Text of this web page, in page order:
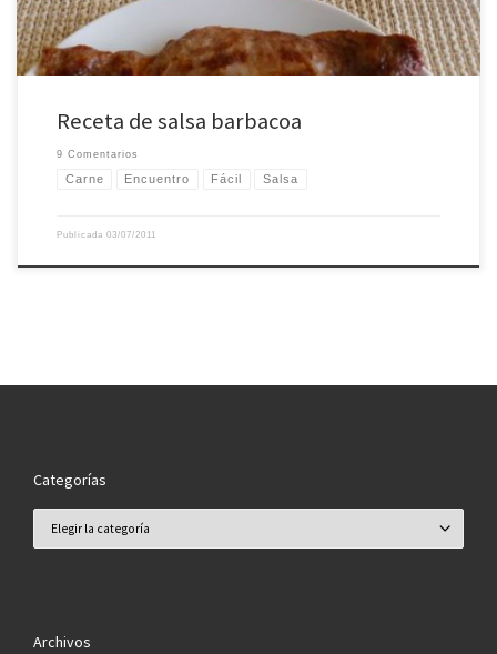
Receta de salsa barbacoa
9 Comentarios
Carne Encuentro Fácil Salsa
Publicada 03/07/2011
Categorías
Archivos